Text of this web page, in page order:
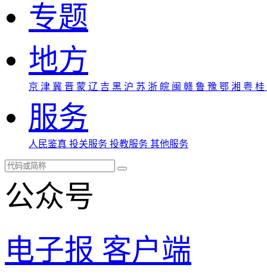
专题
地方
京 津 冀 晋 蒙 辽 吉 黑 沪 苏 浙 皖 闽 赣 鲁 豫 鄂 湘 粤 桂
服务
人民鉴真 投关服务 投教服务 其他服务
公众号
电子报 客户端